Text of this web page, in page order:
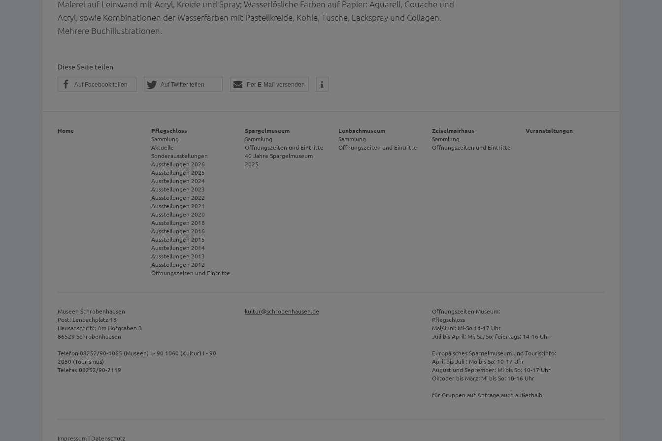
Malerei auf Leinwand mit Acryl, Kreide und Spray; Wasserlösliche Farben auf Papier: Aquarell, Gouache und
Acryl, sowie Kombinationen der Wasserfarben mit Pastellkreide, Kohle, Tusche, Lackspray und Collagen.
Mehrere Buchillustrationen.
Diese Seite teilen
Auf Facebook teilen Auf Twitter teilen Per E-Mail versenden
Home
Pflegschloss
Sammlung
Aktuelle
Sonderausstellungen
Ausstellungen 2026
Ausstellungen 2025
Ausstellungen 2024
Ausstellungen 2023
Ausstellungen 2022
Ausstellungen 2021
Ausstellungen 2020
Ausstellungen 2018
Ausstellungen 2016
Ausstellungen 2015
Ausstellungen 2014
Ausstellungen 2013
Ausstellungen 2012
Öffnungszeiten und Eintritte
Spargelmuseum
Sammlung
Öffnungszeiten und Eintritte
40 Jahre Spargelmuseum
2025
Lenbachmuseum
Sammlung
Öffnungszeiten und Eintritte
Zeiselmairhaus
Sammlung
Öffnungszeiten und Eintritte
Veranstaltungen
Museen Schrobenhausen
Post: Lenbachplatz 18
Hausanschrift: Am Hofgraben 3
86529 Schrobenhausen
Telefon 08252/90-1065 (Museen) I - 90 1060 (Kultur) I - 90
2050 (Tourismus)
Telefax 08252/90-2119
kultur@schrobenhausen.de
Öffnungszeiten Museum:
Pflegschloss
Mai/Juni: Mi-So 14-17 Uhr
Juli bis April: Mi, Sa, So, feiertags: 14-16 Uhr
Europäisches Spargelmuseum und Touristinfo:
April bis Juli : Mo bis So: 10-17 Uhr
August und September: Mi bis So: 10-17 Uhr
Oktober bis März: Mi bis So: 10-16 Uhr
für Gruppen auf Anfrage auch außerhalb
Impressum | Datenschutz